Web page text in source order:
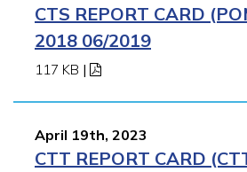
CTS REPORT CARD
2018 06/2019
117 KB |
April 19th, 2023
CTT REPORT CARD